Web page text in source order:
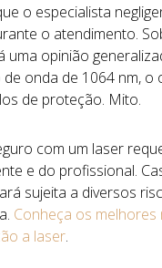
o especialista
o atendimento.
uma opinião
onda de 1064 nm, o
de proteção. Mito.
com um laser
e do profissional.
sujeita a diversos
Conheça os melhores
a laser.